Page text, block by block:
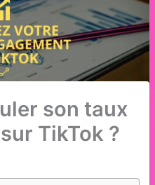
son taux
TikTok ?